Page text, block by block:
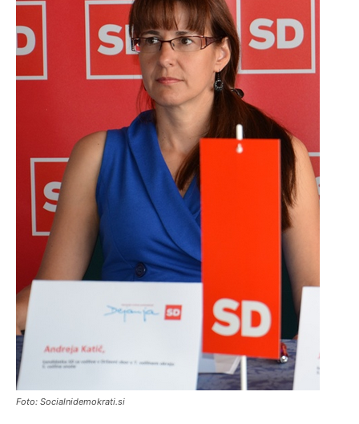
Foto: Socialnidemokrati.si